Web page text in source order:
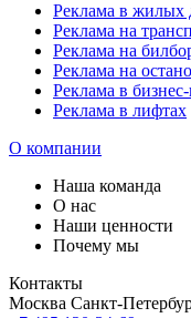
Реклама в жилых
Реклама на
Реклама на
Реклама на
Реклама в
Реклама в лифтах
О компании
Наша команда
О нас
Наши ценности
Почему мы
Контакты
Москва Санкт-